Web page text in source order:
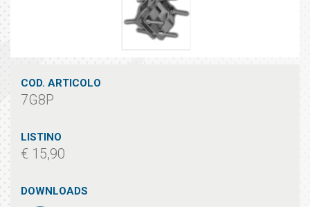
COD. ARTICOLO
7G8P
LISTINO
€ 15,90
DOWNLOADS